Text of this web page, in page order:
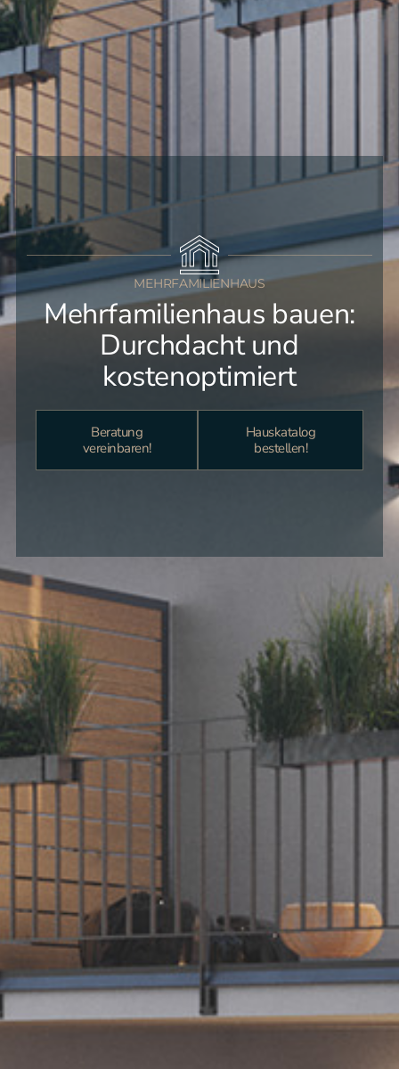
MEHRFAMILIENHAUS
Mehrfamilienhaus bauen:
Durchdacht und
kostenoptimiert
Beratung
vereinbaren!
Hauskatalog
bestellen!